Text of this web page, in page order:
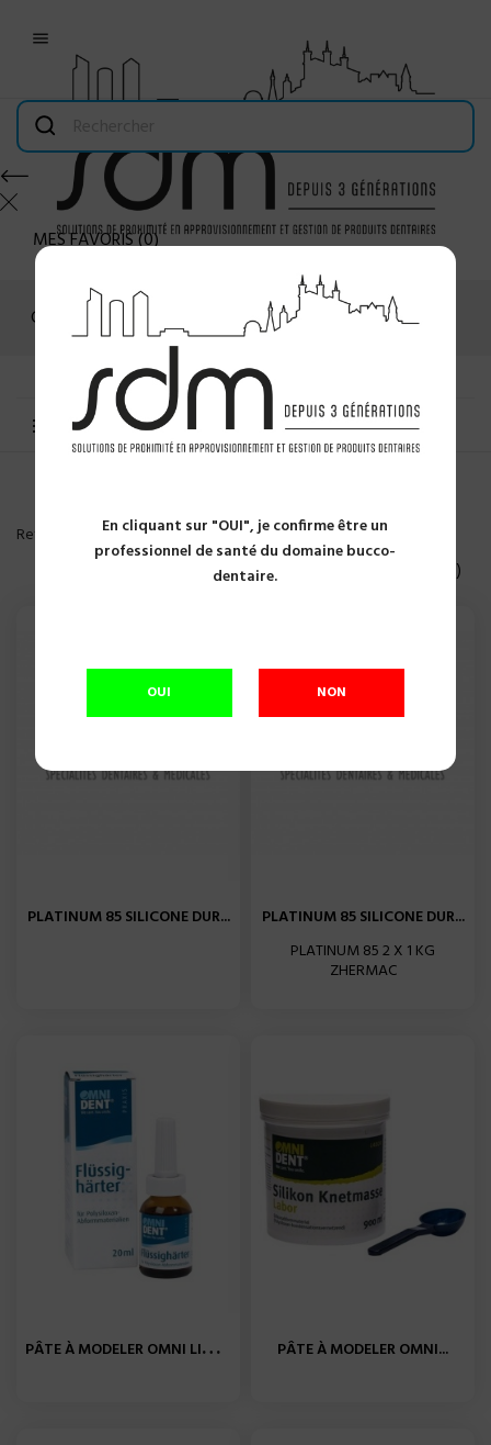
En cliquant sur "OUI", je confirme être un
professionnel de santé du domaine bucco-
dentaire.
OUI NON

MES FAVORIS(0)
Connexion
MENU
Reference, A to Z PLUS DE FILTRE
Affichage 1-18 of 18 article(s)
PLATINUM 85 SILICONE DUR...
PLATINUM 85 SILICONE DUR...
PLATINUM 85 2 X 1 KG
ZHERMAC
P
ÂTE À MODELER OMNI LIQUIDE... PÂTE À MODELER OMNI...